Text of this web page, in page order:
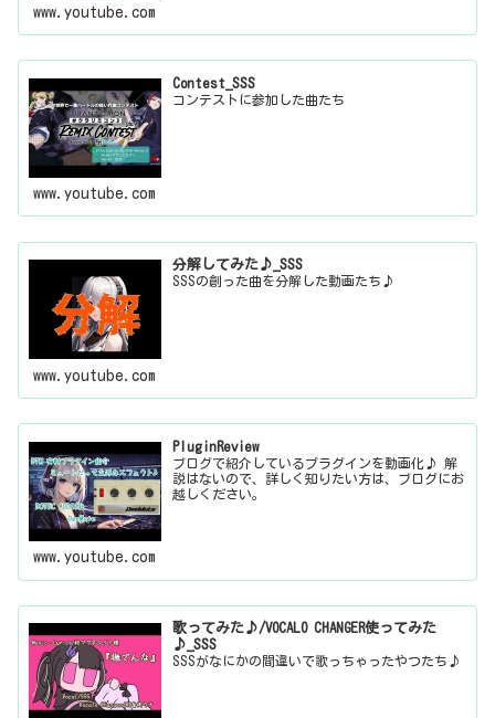
www.youtube.com
Contest_SSS
コンテストに参加した曲たち
www.youtube.com
分解してみた♪_SSS
SSSの創った曲を分解した動画たち♪
www.youtube.com
PluginReview
ブログで紹介しているプラグインを動画化♪ 解
説はないので、詳しく知りたい方は、ブログにお
越しください。
www.youtube.com
歌ってみた♪/VOCALO CHANGER使ってみた
♪_SSS
SSSがなにかの間違いで歌っちゃったやつたち♪